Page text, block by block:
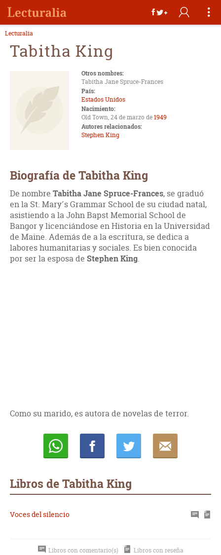
Lecturalia
Tabitha King
Otros nombres:
Tabitha Jane Spruce-Frances
País:
Estados Unidos
Nacimiento:
Old Town, 24 de marzo de1949
Autores relacionados:
Stephen King
Biografía de Tabitha King
De nombre Tabitha Jane Spruce-Frances, se graduó
en la St. Mary´s Grammar School de su ciudad natal,
asistiendo a la John Bapst Memorial School de
Bangor y licenciándose en Historia en la Universidad
de Maine. Además de a la escritura, se dedica a
labores humanitarias y sociales. Es bien conocida
por ser la esposa de Stephen King.
Como su marido, es autora de novelas de terror.
Libros de Tabitha King
Voces del silencio
Libros con comentario(s) Libros con reseña